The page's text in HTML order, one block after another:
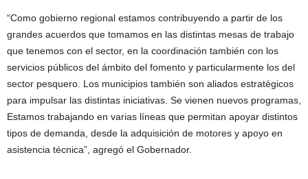
“Como gobierno regional estamos contribuyendo a partir de los
grandes acuerdos que tomamos en las distintas mesas de trabajo
que tenemos con el sector, en la coordinación también con los
servicios públicos del ámbito del fomento y particularmente los del
sector pesquero. Los municipios también son aliados estratégicos
para impulsar las distintas iniciativas. Se vienen nuevos programas,
Estamos trabajando en varias líneas que permitan apoyar distintos
tipos de demanda, desde la adquisición de motores y apoyo en
asistencia técnica”, agregó el Gobernador.